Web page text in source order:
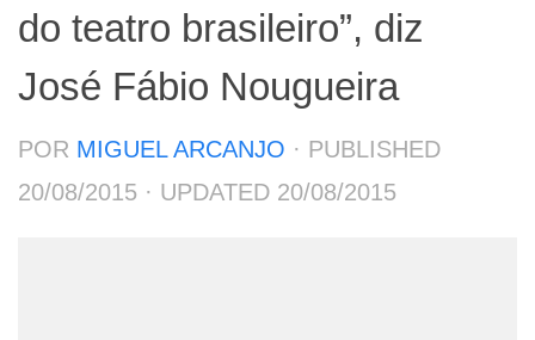
do teatro brasileiro”, diz
José Fábio Nougueira
POR MIGUEL ARCANJO · PUBLISHED
20/08/2015 · UPDATED 20/08/2015